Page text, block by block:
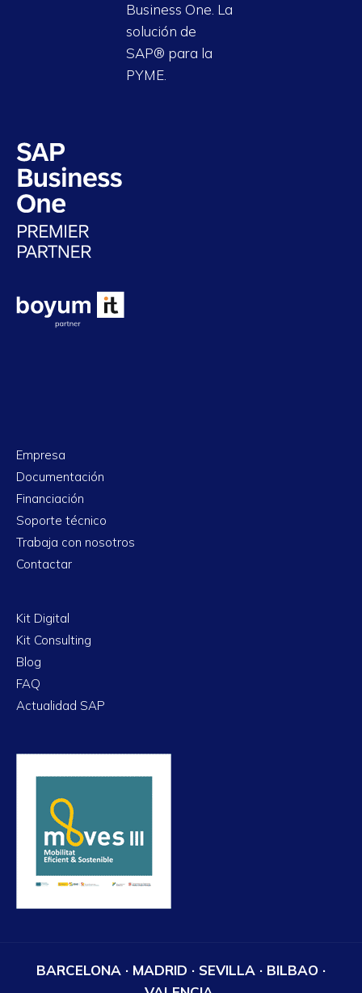
Business One. La
solución de
SAP® para la
PYME.
Empresa
Documentación
Financiación
Soporte técnico
Trabaja con nosotros
Contactar
Kit Digital
Kit Consulting
Blog
FAQ
Actualidad SAP
BARCELONA · MADRID · SEVILLA · BILBAO ·